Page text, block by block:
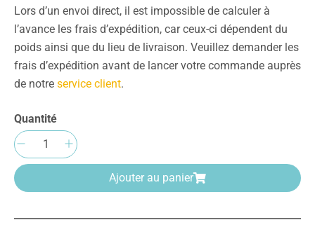
Lors d’un envoi direct, il est impossible de calculer à
l’avance les frais d’expédition, car ceux-ci dépendent du
poids ainsi que du lieu de livraison. Veuillez demander les
frais d’expédition avant de lancer votre commande auprès
de notre service client.
Quantité
Quantité de produit : Entrez la quantité
Ajouter au panier